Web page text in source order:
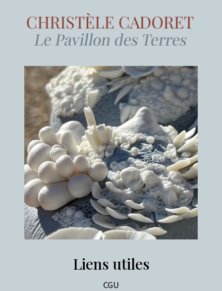
Liens utiles
CGU